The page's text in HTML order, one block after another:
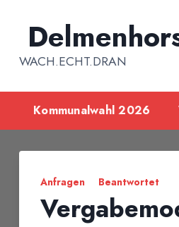
WACH.ECHT.DRAN
Kommunalwahl 2026
Anfragen Beantwortet